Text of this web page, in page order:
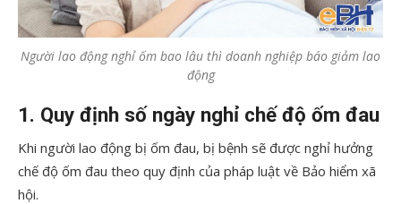
Người lao động nghỉ ốm bao lâu thì doanh nghiệp báo giảm lao
động
1. Quy định số ngày nghỉ chế độ ốm đau
Khi người lao động bị ốm đau, bị bệnh sẽ được nghỉ hưởng
chế độ ốm đau theo quy định của pháp luật về Bảo hiểm xã
hội.